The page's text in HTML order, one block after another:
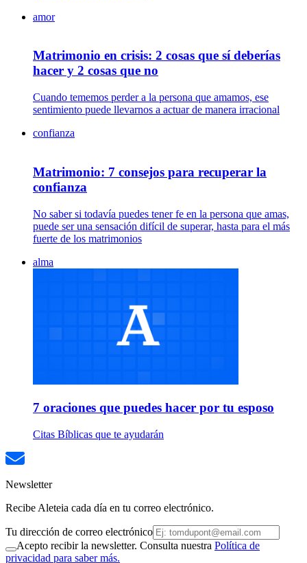
amor
Matrimonio en crisis: 2 cosas que sí deberías
hacer y 2 cosas que no
Cuando tememos perder a la persona que amamos, ese
sentimiento puede llevarnos a actuar de manera irracional
confianza
Matrimonio: 7 consejos para recuperar la
confianza
No saber si todavía puedes tener fe en la persona que amas,
puede ser una sensación difícil de superar, hasta para el más
fuerte de los matrimonios
alma
7 oraciones que puedes hacer por tu esposo
Citas Bíblicas que te ayudarán
Newsletter
Recibe Aleteia cada día en tu correo electrónico.
Tu dirección de correo electrónico
Acepto recibir la newsletter. Consulta nuestra Política de
privacidad para saber más.